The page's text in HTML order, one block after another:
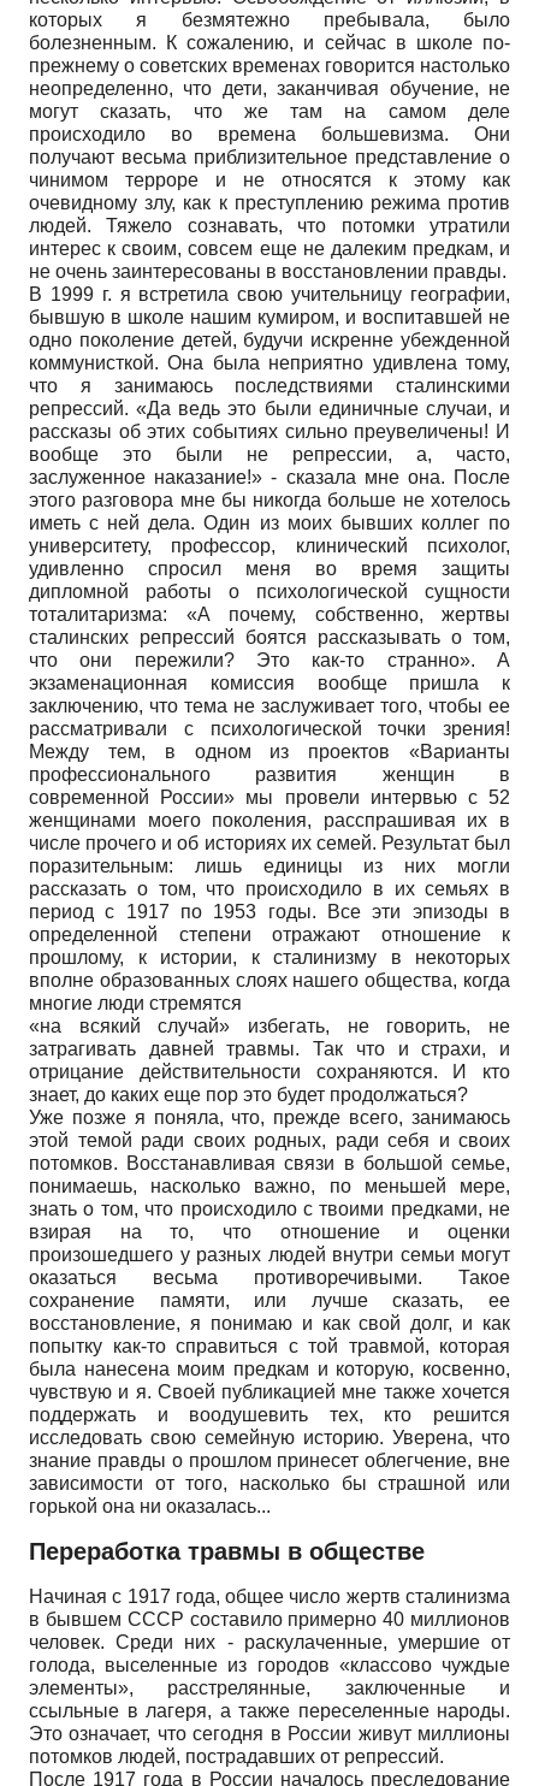
которых я безмятежно пребывала, было
болезненным. К сожалению, и сейчас в школе по-
прежнему о советских временах говорится настолько
неопределенно, что дети, заканчивая обучение, не
могут сказать, что же там на самом деле
происходило во времена большевизма. Они
получают весьма приблизительное представление о
чинимом терроре и не относятся к этому как
очевидному злу, как к преступлению режима против
людей. Тяжело сознавать, что потомки утратили
интерес к своим, совсем еще не далеким предкам, и
не очень заинтересованы в восстановлении правды.
В 1999 г. я встретила свою учительницу географии,
бывшую в школе нашим кумиром, и воспитавшей не
одно поколение детей, будучи искренне убежденной
коммунисткой. Она была неприятно удивлена тому,
что я занимаюсь последствиями сталинскими
репрессий. «Да ведь это были единичные случаи, и
рассказы об этих событиях сильно преувеличены! И
вообще это были не репрессии, а, часто,
заслуженное наказание!» - сказала мне она. После
этого разговора мне бы никогда больше не хотелось
иметь с ней дела. Один из моих бывших коллег по
университету, профессор, клинический психолог,
удивленно спросил меня во время защиты
дипломной работы о психологической сущности
тоталитаризма: «А почему, собственно, жертвы
сталинских репрессий боятся рассказывать о том,
что они пережили? Это как-то странно». А
экзаменационная комиссия вообще пришла к
заключению, что тема не заслуживает того, чтобы ее
рассматривали с психологической точки зрения!
Между тем, в одном из проектов «Варианты
профессионального развития женщин в
современной России» мы провели интервью с 52
женщинами моего поколения, расспрашивая их в
числе прочего и об историях их семей. Результат был
поразительным: лишь единицы из них могли
рассказать о том, что происходило в их семьях в
период с 1917 по 1953 годы. Все эти эпизоды в
определенной степени отражают отношение к
прошлому, к истории, к сталинизму в некоторых
вполне образованных слоях нашего общества, когда
многие люди стремятся
«на всякий случай» избегать, не говорить, не
затрагивать давней травмы. Так что и страхи, и
отрицание действительности сохраняются. И кто
знает, до каких еще пор это будет продолжаться?
Уже позже я поняла, что, прежде всего, занимаюсь
этой темой ради своих родных, ради себя и своих
потомков. Восстанавливая связи в большой семье,
понимаешь, насколько важно, по меньшей мере,
знать о том, что происходило с твоими предками, не
взирая на то, что отношение и оценки
произошедшего у разных людей внутри семьи могут
оказаться весьма противоречивыми. Такое
сохранение памяти, или лучше сказать, ее
восстановление, я понимаю и как свой долг, и как
попытку как-то справиться с той травмой, которая
была нанесена моим предкам и которую, косвенно,
чувствую и я. Своей публикацией мне также хочется
поддержать и воодушевить тех, кто решится
исследовать свою семейную историю. Уверена, что
знание правды о прошлом принесет облегчение, вне
зависимости от того, насколько бы страшной или
горькой она ни оказалась...
Переработка травмы в обществе
Начиная с 1917 года, общее число жертв сталинизма
в бывшем СССР составило примерно 40 миллионов
человек. Среди них - раскулаченные, умершие от
голода, выселенные из городов «классово чуждые
элементы», расстрелянные, заключенные и
ссыльные в лагеря, а также переселенные народы.
Это означает, что сегодня в России живут миллионы
потомков людей, пострадавших от репрессий.
После 1917 года в России началось преследование